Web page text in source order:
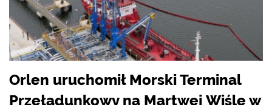
Orlen uruchomił Morski Terminal
Przeładunkowy na Martwej Wiśle w